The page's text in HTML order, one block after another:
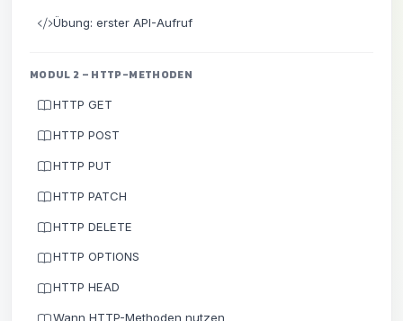
Übung: erster API-Aufruf
MODUL 2 – HTTP-METHODEN
HTTP GET
HTTP POST
HTTP PUT
HTTP PATCH
HTTP DELETE
HTTP OPTIONS
HTTP HEAD
Wann HTTP-Methoden nutzen